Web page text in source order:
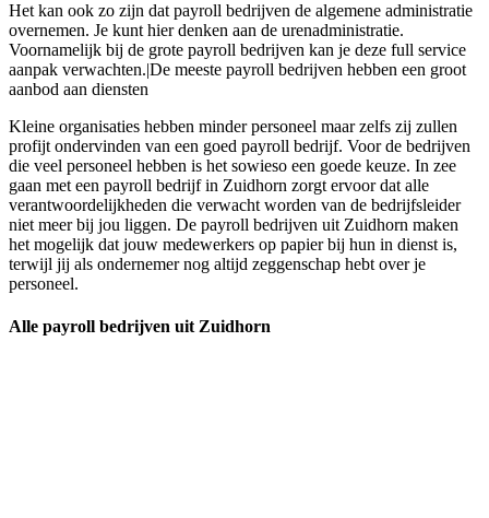
Het kan ook zo zijn dat payroll bedrijven de algemene administratie
overnemen. Je kunt hier denken aan de urenadministratie.
Voornamelijk bij de grote payroll bedrijven kan je deze full service
aanpak verwachten.|De meeste payroll bedrijven hebben een groot
aanbod aan diensten
Kleine organisaties hebben minder personeel maar zelfs zij zullen
profijt ondervinden van een goed payroll bedrijf. Voor de bedrijven
die veel personeel hebben is het sowieso een goede keuze. In zee
gaan met een payroll bedrijf in Zuidhorn zorgt ervoor dat alle
verantwoordelijkheden die verwacht worden van de bedrijfsleider
niet meer bij jou liggen. De payroll bedrijven uit Zuidhorn maken
het mogelijk dat jouw medewerkers op papier bij hun in dienst is,
terwijl jij als ondernemer nog altijd zeggenschap hebt over je
personeel.
Alle payroll bedrijven uit Zuidhorn